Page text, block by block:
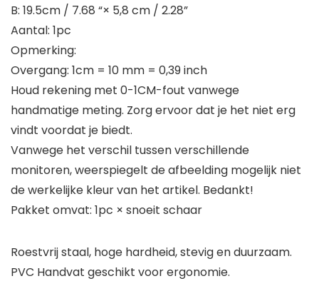
B: 19.5cm / 7.68 “× 5,8 cm / 2.28”
Aantal: 1pc
Opmerking:
Overgang: 1cm = 10 mm = 0,39 inch
Houd rekening met 0-1CM-fout vanwege
handmatige meting. Zorg ervoor dat je het niet erg
vindt voordat je biedt.
Vanwege het verschil tussen verschillende
monitoren, weerspiegelt de afbeelding mogelijk niet
de werkelijke kleur van het artikel. Bedankt!
Pakket omvat: 1pc × snoeit schaar
Roestvrij staal, hoge hardheid, stevig en duurzaam.
PVC Handvat geschikt voor ergonomie.